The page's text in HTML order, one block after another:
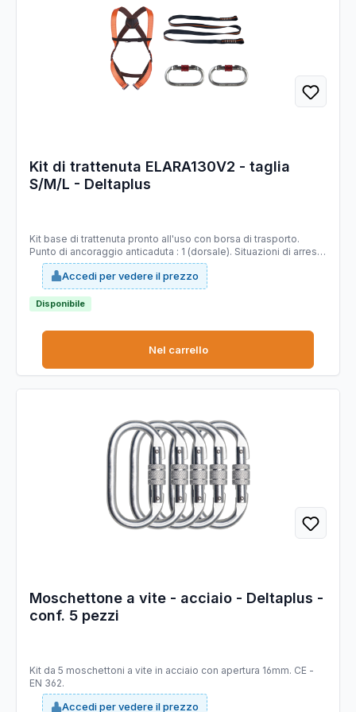
Kit di trattenuta ELARA130V2 - taglia
S/M/L - Deltaplus
Kit base di trattenuta pronto all'uso con borsa di trasporto.
Punto di ancoraggio anticaduta : 1 (dorsale). Situazioni di arresto
di caduta: trattenuta (per piattaforme aeree). Utilizzabile su
piattaforme aree e cestelli per prevenire la caduta e limitare il
movimento.
Accedi per vedere il prezzo
Disponibile
Nel carrello
Moschettone a vite - acciaio - Deltaplus -
conf. 5 pezzi
Kit da 5 moschettoni a vite in acciaio con apertura 16mm. CE -
EN 362.
Accedi per vedere il prezzo